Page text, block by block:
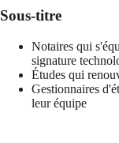
Sous-titre
Notaires qui
signature
Études qui
Gestionnaires
leur équipe